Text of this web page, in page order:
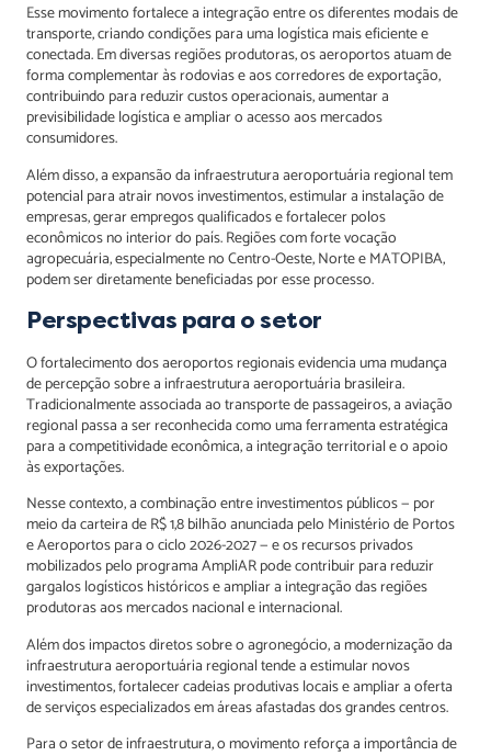
Esse movimento fortalece a integração entre os diferentes modais de
transporte, criando condições para uma logística mais eficiente e
conectada. Em diversas regiões produtoras, os aeroportos atuam de
forma complementar às rodovias e aos corredores de exportação,
contribuindo para reduzir custos operacionais, aumentar a
previsibilidade logística e ampliar o acesso aos mercados
consumidores.
Além disso, a expansão da infraestrutura aeroportuária regional tem
potencial para atrair novos investimentos, estimular a instalação de
empresas, gerar empregos qualificados e fortalecer polos
econômicos no interior do país. Regiões com forte vocação
agropecuária, especialmente no Centro-Oeste, Norte e MATOPIBA,
podem ser diretamente beneficiadas por esse processo.
Perspectivas para o setor
O fortalecimento dos aeroportos regionais evidencia uma mudança
de percepção sobre a infraestrutura aeroportuária brasileira.
Tradicionalmente associada ao transporte de passageiros, a aviação
regional passa a ser reconhecida como uma ferramenta estratégica
para a competitividade econômica, a integração territorial e o apoio
às exportações.
Nesse contexto, a combinação entre investimentos públicos — por
meio da carteira de R$ 1,8 bilhão anunciada pelo Ministério de Portos
e Aeroportos para o ciclo 2026-2027 — e os recursos privados
mobilizados pelo programa AmpliAR pode contribuir para reduzir
gargalos logísticos históricos e ampliar a integração das regiões
produtoras aos mercados nacional e internacional.
Além dos impactos diretos sobre o agronegócio, a modernização da
infraestrutura aeroportuária regional tende a estimular novos
investimentos, fortalecer cadeias produtivas locais e ampliar a oferta
de serviços especializados em áreas afastadas dos grandes centros.
Para o setor de infraestrutura, o movimento reforça a importância de